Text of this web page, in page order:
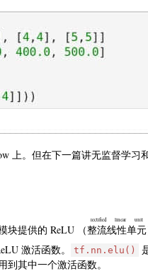
上。但在下一篇讲无监督学
块提供的 ReLU （整流线性单元
rectified linear unit
激活函数。 tf.nn.elu()
到其中一个激活函数。